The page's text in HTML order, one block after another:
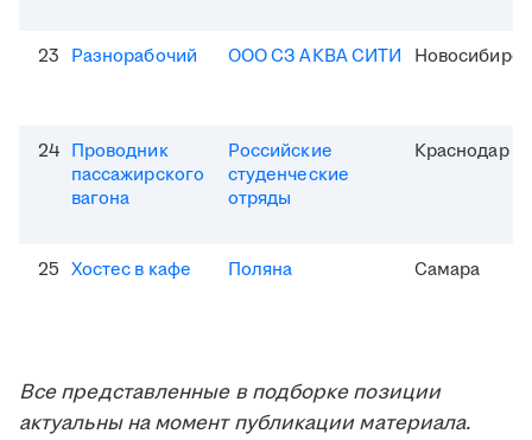
23 Разнорабочий ООО СЗ АКВА СИТИ Новосибирск
24 Проводник
пассажирского
вагона
Российские
студенческие
отряды
Краснодар
25 Хостес в кафе Поляна Самара
Все представленные в подборке позиции
актуальны на момент публикации материала.